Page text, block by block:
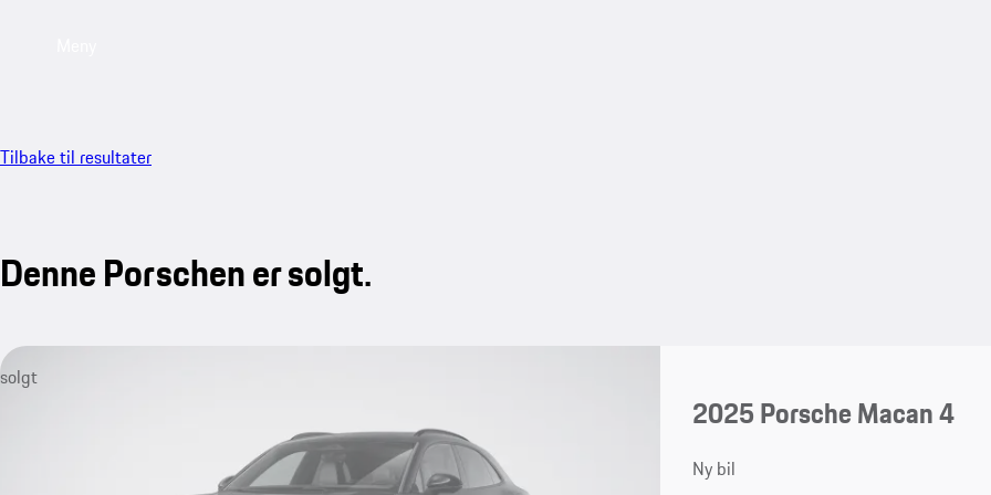
Tilbake til resultater
Denne Porschen er solgt.
solgt
2025 Porsche Macan 4
Ny bil